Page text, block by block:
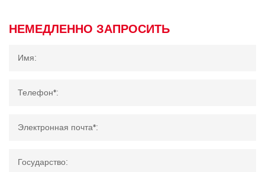
НЕМЕДЛЕННО ЗАПРОСИТЬ
Имя:
Телефон*:
Электронная почта*:
Государство: